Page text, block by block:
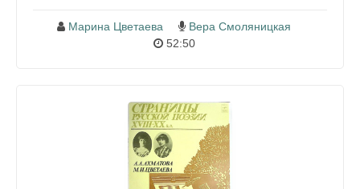
Марина Цветаева
Вера Смоляницкая
52:50